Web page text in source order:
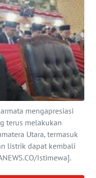
mengapresiasi
terus melakukan
Utara, termasuk
listrik dapat kembali
Istimewa].